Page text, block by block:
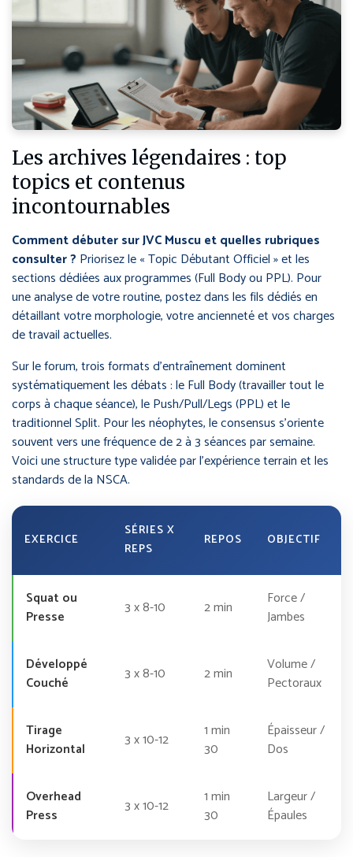
Les archives légendaires : top
topics et contenus
incontournables
Comment débuter sur JVC Muscu et quelles rubriques
consulter ? Priorisez le « Topic Débutant Officiel » et les
sections dédiées aux programmes (Full Body ou PPL). Pour
une analyse de votre routine, postez dans les fils dédiés en
détaillant votre morphologie, votre ancienneté et vos charges
de travail actuelles.
Sur le forum, trois formats d’entraînement dominent
systématiquement les débats : le Full Body (travailler tout le
corps à chaque séance), le Push/Pull/Legs (PPL) et le
traditionnel Split. Pour les néophytes, le consensus s’oriente
souvent vers une fréquence de 2 à 3 séances par semaine.
Voici une structure type validée par l’expérience terrain et les
standards de la NSCA.
EXERCICE
SÉRIES X
REPS
REPOS OBJECTIF
Squat ou
Presse
3 x 8-10 2 min
Force /
Jambes
Développé
Couché
3 x 8-10 2 min
Volume /
Pectoraux
Tirage
Horizontal
3 x 10-12
1 min
30
Épaisseur /
Dos
Overhead
Press
3 x 10-12
1 min
30
Largeur /
Épaules